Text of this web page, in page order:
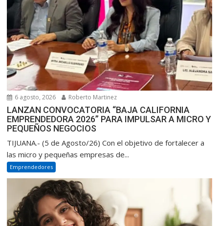
6 agosto, 2026 Roberto Martinez
LANZAN CONVOCATORIA “BAJA CALIFORNIA
EMPRENDEDORA 2026” PARA IMPULSAR A MICRO Y
PEQUEÑOS NEGOCIOS
TIJUANA.- (5 de Agosto/26) Con el objetivo de fortalecer a
las micro y pequeñas empresas de...
Emprendedores